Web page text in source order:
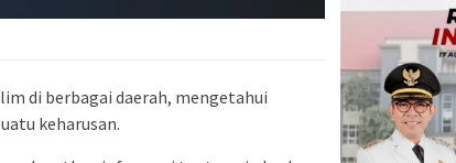
di berbagai daerah, mengetahui
keharusan.